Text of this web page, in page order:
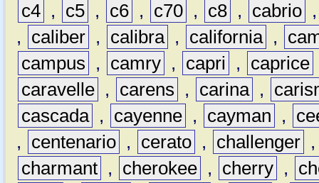
c4 , c5 , c6 , c70 , c8 , cabrio
,
caliber , calibra , california ,
campus
, camry , capri , caprice
caravelle , carens , carina ,
cascada , cayenne , cayman ,
,
centenario , cerato , challenger
charmant , cherokee , cherry ,